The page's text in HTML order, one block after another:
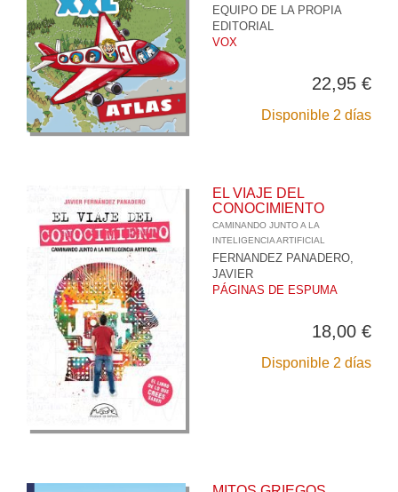
EQUIPO DE LA PROPIA
EDITORIAL
VOX
22,95 €
Disponible 2 días
EL VIAJE DEL
CONOCIMIENTO
CAMINANDO JUNTO A LA
INTELIGENCIA ARTIFICIAL
FERNANDEZ PANADERO,
JAVIER
PÁGINAS DE ESPUMA
18,00 €
Disponible 2 días